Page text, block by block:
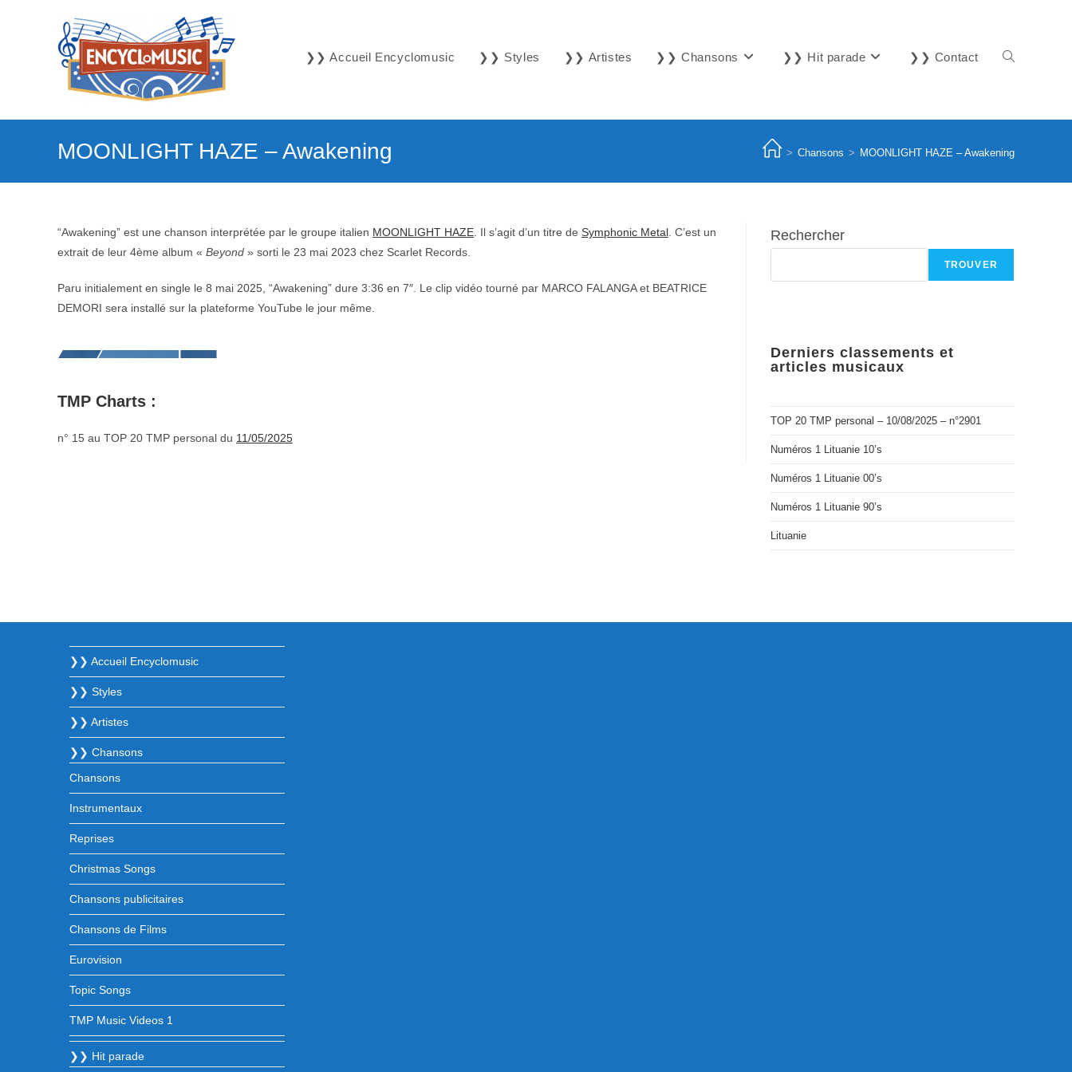
❯❯ Accueil Encyclomusic ❯❯ Styles ❯❯ Artistes ❯❯ Chansons ❯❯ Hit parade ❯❯ Contact Toggle
MOONLIGHT HAZE – Awakening > Chansons > MOONLIGHT HAZE – Awakening
“Awakening” est une chanson interprétée par le groupe italien MOONLIGHT HAZE . Il s’agit d’un titre de Symphonic Metal . C’est un
extrait de leur 4ème album « Beyond » sorti le 23 mai 2023 chez Scarlet Records.
Paru initialement en single le 8 mai 2025, “Awakening” dure 3:36 en 7″. Le clip vidéo tourné par MARCO FALANGA et BEATRICE
DEMORI sera installé sur la plateforme YouTube le jour même.
TMP Charts :
n° 15 au TOP 20 TMP personal du 11/05/2025
Rechercher
TROUVER
Derniers classements et
articles musicaux
TOP 20 TMP personal – 10/08/2025 – n°2901
Numéros 1 Lituanie 10’s
Numéros 1 Lituanie 00’s
Numéros 1 Lituanie 90’s
Lituanie
❯❯ Accueil Encyclomusic
❯❯ Styles
❯❯ Artistes
❯❯ Chansons
Chansons
Instrumentaux
Reprises
Christmas Songs
Chansons publicitaires
Chansons de Films
Eurovision
Topic Songs
TMP Music Videos 1
❯❯ Hit parade